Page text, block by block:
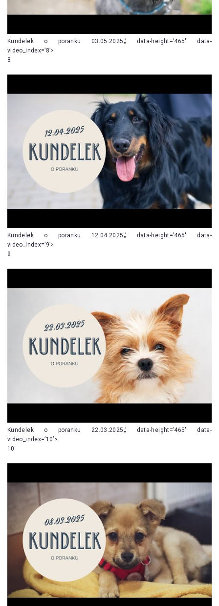
Kundelek o poranku 03.05.2025„’ data-height=’465′ data-
video_index=’8’>
8
Kundelek o poranku 12.04.2025„’ data-height=’465′ data-
video_index=’9’>
9
Kundelek o poranku 22.03.2025„’ data-height=’465′ data-
video_index=’10’>
10